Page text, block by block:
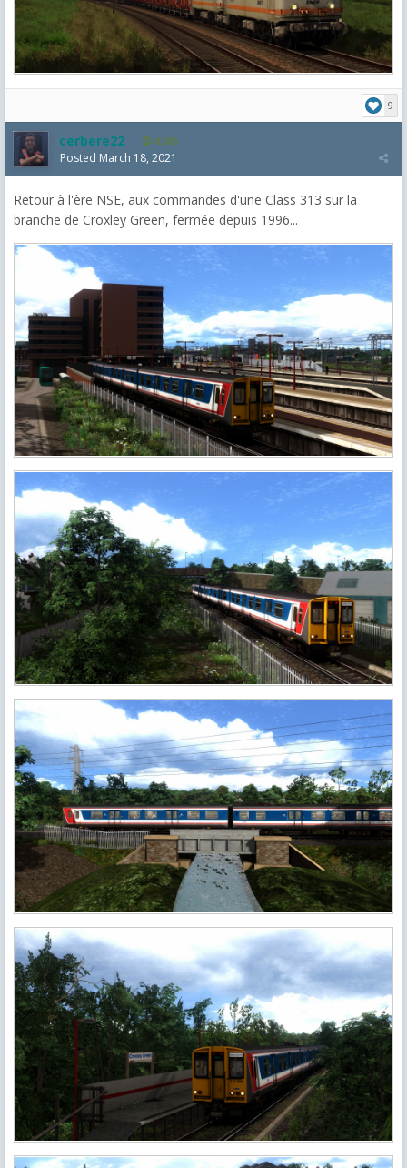
9
cerbere22 4,385
Posted March 18, 2021
Retour à l'ère NSE, aux commandes d'une Class 313 sur la
branche de Croxley Green, fermée depuis 1996...